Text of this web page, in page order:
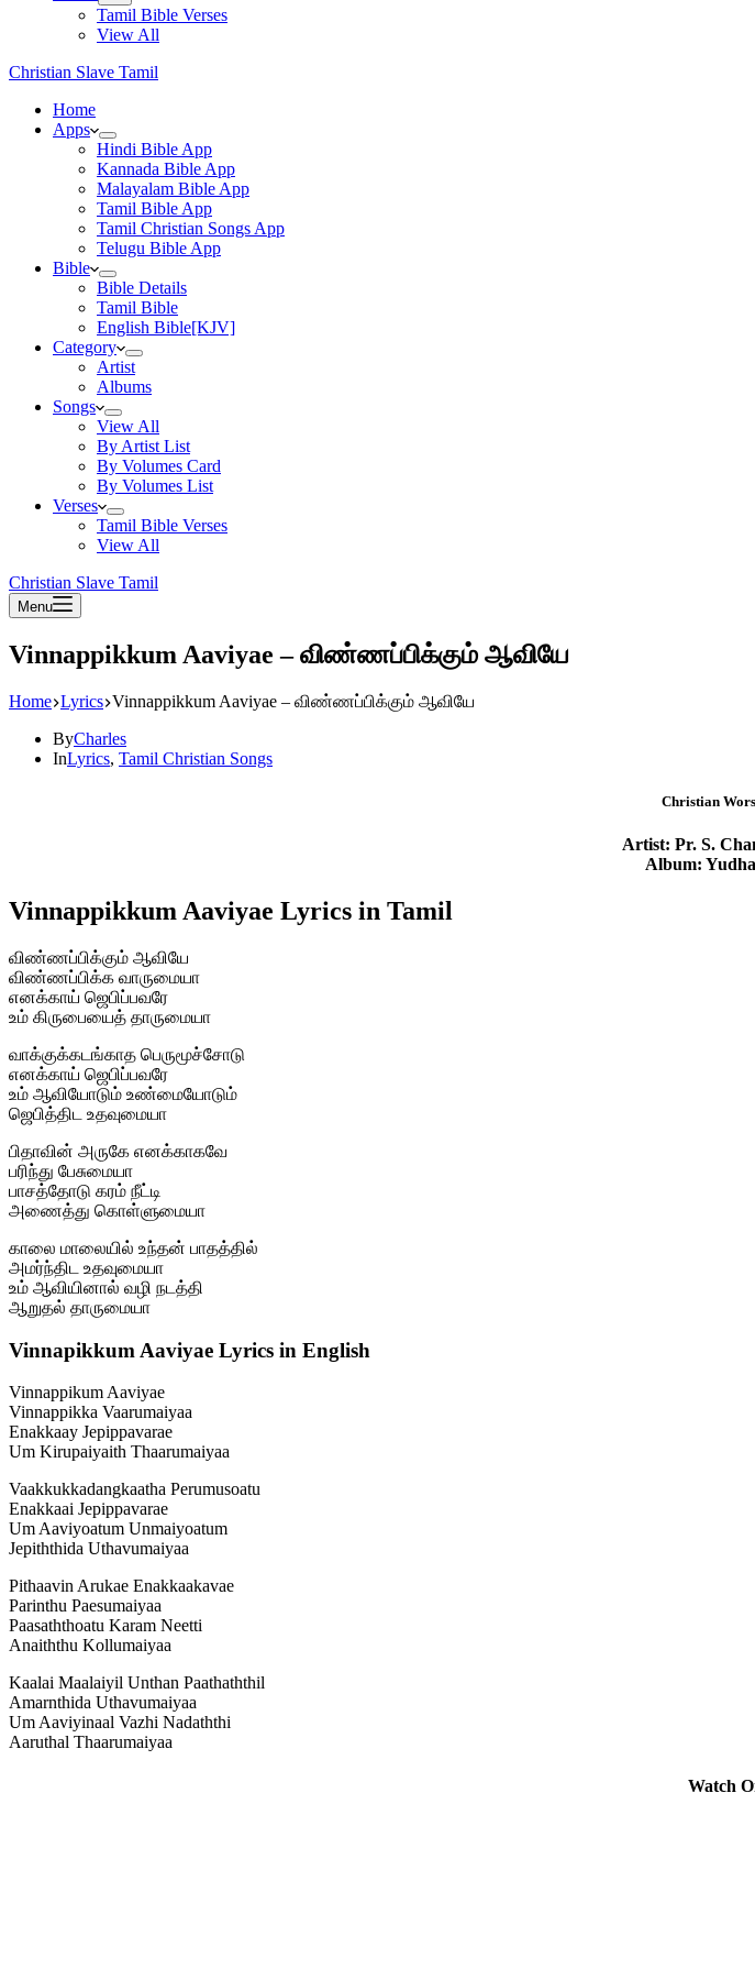
Tamil Bible Verses
View All
Christian Slave Tamil
Home
Apps
Hindi Bible App
Kannada Bible App
Malayalam Bible App
Tamil Bible App
Tamil Christian Songs App
Telugu Bible App
Bible
Bible Details
Tamil Bible
English Bible[KJV]
Category
Artist
Albums
Songs
View All
By Artist List
By Volumes Card
By Volumes List
Verses
Tamil Bible Verses
View All
Christian Slave Tamil
Menu
Vinnappikkum Aaviyae – விண்ணப்பிக்கும் ஆவியே
Home Lyrics Vinnappikkum Aaviyae – விண்ணப்பிக்கும் ஆவியே
ByCharles
InLyrics, Tamil Christian Songs
Christian
Artist: Pr. S.
Album:
Vinnappikkum Aaviyae Lyrics in Tamil
விண்ணப்பிக்கும் ஆவியே
விண்ணப்பிக்க வாருமையா
எனக்காய் ஜெபிப்பவரே
உம் கிருபையைத் தாருமையா
வாக்குக்கடங்காத பெருமூச்சோடு
எனக்காய் ஜெபிப்பவரே
உம் ஆவியோடும் உண்மையோடும்
ஜெபித்திட உதவுமையா
பிதாவின் அருகே எனக்காகவே
பரிந்து பேசுமையா
பாசத்தோடு கரம் நீட்டி
அணைத்து கொள்ளுமையா
காலை மாலையில் உந்தன் பாதத்தில்
அமர்ந்திட உதவுமையா
உம் ஆவியினால் வழி நடத்தி
ஆறுதல் தாருமையா
Vinnapikkum Aaviyae Lyrics in English
Vinnappikum Aaviyae
Vinnappikka Vaarumaiyaa
Enakkaay Jepippavarae
Um Kirupaiyaith Thaarumaiyaa
Vaakkukkadangkaatha Perumusoatu
Enakkaai Jepippavarae
Um Aaviyoatum Unmaiyoatum
Jepiththida Uthavumaiyaa
Pithaavin Arukae Enakkaakavae
Parinthu Paesumaiyaa
Paasaththoatu Karam Neetti
Anaiththu Kollumaiyaa
Kaalai Maalaiyil Unthan Paathaththil
Amarnthida Uthavumaiyaa
Um Aaviyinaal Vazhi Nadaththi
Aaruthal Thaarumaiyaa
Watch